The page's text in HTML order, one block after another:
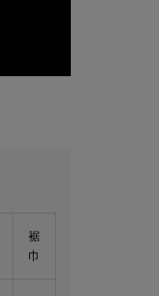
裾
巾